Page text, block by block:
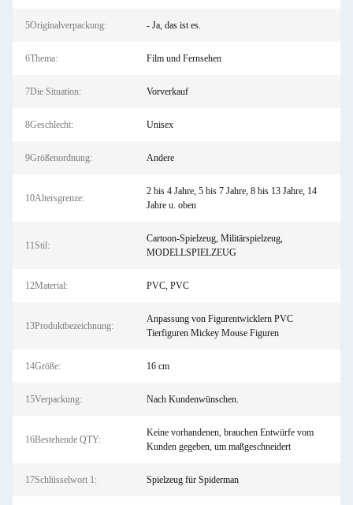
5Originalverpackung: - Ja, das ist es.
6Thema: Film und Fernsehen
7Die Situation: Vorverkauf
8Geschlecht: Unisex
9Größenordnung: Andere
10Altersgrenze:
2 bis 4 Jahre, 5 bis 7 Jahre, 8 bis 13 Jahre, 14
Jahre u. oben
11Stil:
Cartoon-Spielzeug, Militärspielzeug,
MODELLSPIELZEUG
12Material: PVC, PVC
13Produktbezeichnung:
Anpassung von Figurentwicklern PVC
Tierfiguren Mickey Mouse Figuren
14Größe: 16 cm
15Verpackung: Nach Kundenwünschen.
16Bestehende QTY:
Keine vorhandenen, brauchen Entwürfe vom
Kunden gegeben, um maßgeschneidert
17Schlüsselwort 1: Spielzeug für Spiderman